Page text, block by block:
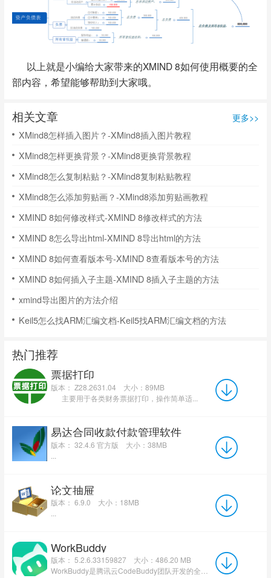
以上就是小编给大家带来的XMIND 8如何使用概要的全
部内容，希望能够帮助到大家哦。
相关文章
更多>>
XMind8怎样插入图片？-XMind8插入图片教程
XMind8怎样更换背景？-XMind8更换背景教程
XMind8怎么复制粘贴？-XMind8复制粘贴教程
XMind8怎么添加剪贴画？-XMind8添加剪贴画教程
XMIND 8如何修改样式-XMIND 8修改样式的方法
XMIND 8怎么导出html-XMIND 8导出html的方法
XMIND 8如何查看版本号-XMIND 8查看版本号的方法
XMIND 8如何插入子主题-XMIND 8插入子主题的方法
xmind导出图片的方法介绍
Keil5怎么找ARM汇编文档-Keil5找ARM汇编文档的方法
热门推荐
票据打印
版本： Z28.2631.04
大小：89MB
主要用于各类财务票据打印，操作简单适...
易达合同收款付款管理软件
版本： 32.4.6 官方版
大小：38MB
论文抽屉
版本： 6.9.0
大小：18MB
WorkBuddy
版本： 5.2.6.33159827
大小：486.20 MB